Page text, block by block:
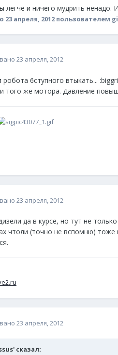
легче и ничего мудрить ненадо.
23 апреля, 2012пользователем
23 апреля, 2012
робота 6ступного втыкать...
того же мотора. Давление
23 апреля, 2012
да в курсе, но тут не
чтоли (точно не вспомню)
23 апреля, 2012
сказал: